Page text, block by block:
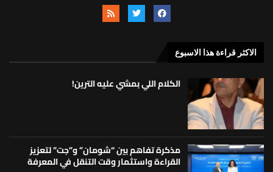
الاكثر قراءة هذا الاسبوع
الكلام اللي بمشي عليه الترين!
مذكرة تفاهم بين “شومان” و”جت” لتعزيز
القراءة واستثمار وقت التنقل في المعرفة